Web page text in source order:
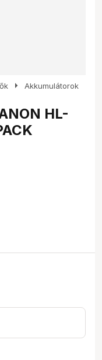
arrow_right Akkumulátorok
HL-